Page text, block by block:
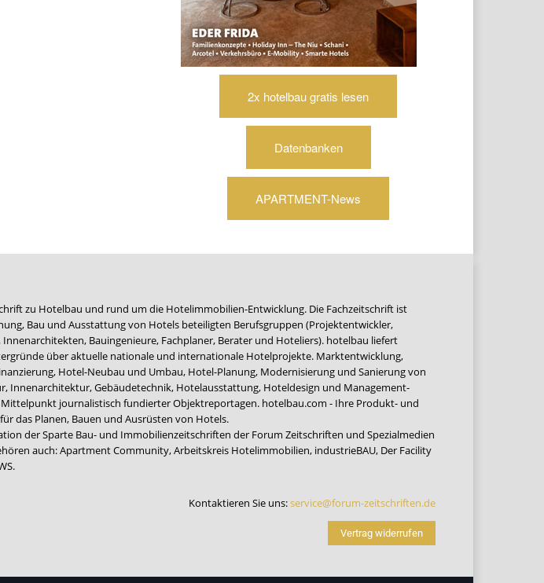
2x hotelbau gratis lesen
Datenbanken
APARTMENT-News
zu Hotelbau und rund um die Hotelimmobilien-Entwicklung. Die Fachzeitschrift ist
Bau und Ausstattung von Hotels beteiligten Berufsgruppen (Projektentwickler,
Bauingenieure, Fachplaner, Berater und Hoteliers). hotelbau liefert
über aktuelle nationale und internationale Hotelprojekte. Marktentwicklung,
Hotel-Neubau und Umbau, Hotel-Planung, Modernisierung und Sanierung von
Innenarchitektur, Gebäudetechnik, Hotelausstattung, Hoteldesign und Management-
journalistisch fundierter Objektreportagen. hotelbau.com - Ihre Produkt- und
das Planen, Bauen und Ausrüsten von Hotels.
der Sparte Bau- und Immobilienzeitschriften der Forum Zeitschriften und Spezialmedien
auch:Apartment Community,Arbeitskreis Hotelimmobilien, industrieBAU, Der Facility
.
Kontaktieren Sie uns:service@forum-zeitschriften.de
Vertrag widerrufen